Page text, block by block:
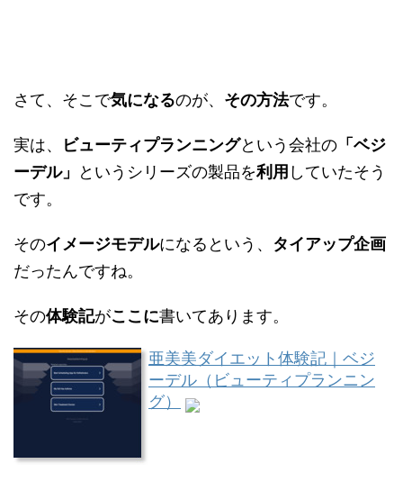
さて、そこで気になるのが、 その方法です。
実は、 ビューティプランニングという会社の 「ベジ
ーデル」
というシリーズの製品を利用 していたそう
です。
そのイメージモデルになるという、 タイアップ企画
だったんですね。
その体験記がここに書いてあります。
亜美美ダイエット体験記｜ベジ
ーデル（ビューティプランニン
グ）